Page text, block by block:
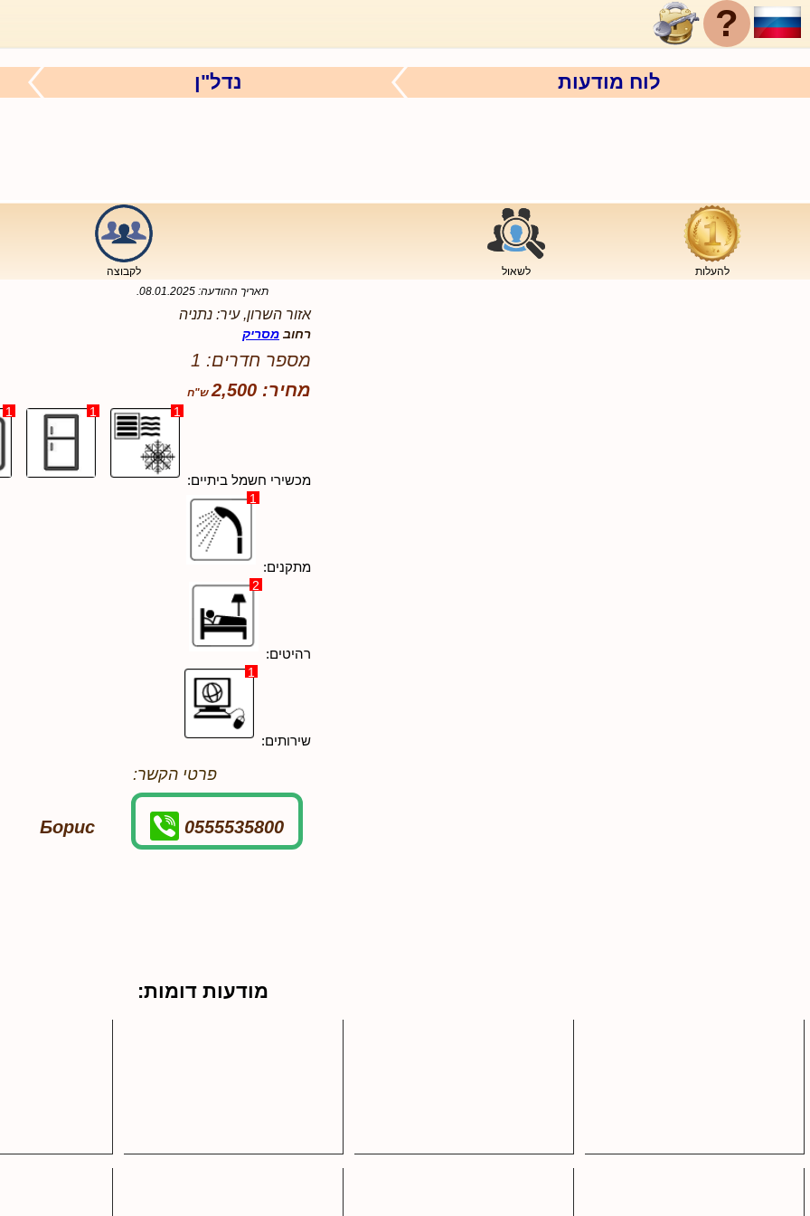
?
לוח מודעות נדל"ן
להעלות לשאול
לקבוצה
תאריך ההודעה: 08.01.2025
.
אזור השרון, עיר: נתניה
רחוב מסריק
מספר חדרים: 1
מחיר: 2,500
מכשירי חשמל ביתיים:
1
1
1
מתקנים:
1
רהיטים:
2
שירותים:
1
פרטי הקשר:
0555535800
Борис
מודעות דומות: